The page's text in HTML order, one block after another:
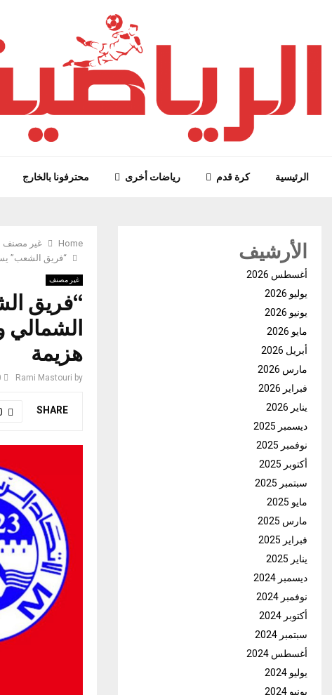
الرئيسية كرة قدم رياضات أخرى محترفونا بالخارج
Home
غير مصنف
“فريق الشعب”
غير مصنف
“فريق
الشمالي
هزيمة
by
Rami Mastouri
SHARE
الأرشيف
أغسطس 2026
يوليو 2026
يونيو 2026
مايو 2026
أبريل 2026
مارس 2026
فبراير 2026
يناير 2026
ديسمبر 2025
نوفمبر 2025
أكتوبر 2025
سبتمبر 2025
مايو 2025
مارس 2025
فبراير 2025
يناير 2025
ديسمبر 2024
نوفمبر 2024
أكتوبر 2024
سبتمبر 2024
أغسطس 2024
يوليو 2024
يونيو 2024